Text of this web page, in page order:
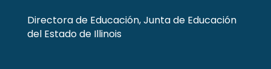
Directora de Educación, Junta de Educación
del Estado de Illinois